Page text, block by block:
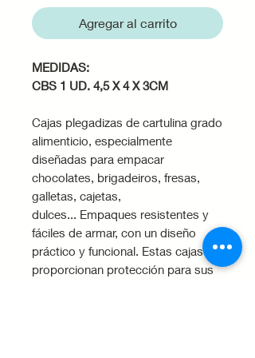
Agregar al carrito
MEDIDAS:
CBS 1 UD. 4,5 X 4 X 3CM
Cajas plegadizas de cartulina grado
alimenticio, especialmente
diseñadas para empacar
chocolates, brigadeiros, fresas,
galletas, cajetas,
dulces... Empaques resistentes y
fáciles de armar, con un diseño
práctico y funcional. Estas cajas
proporcionan protección para sus